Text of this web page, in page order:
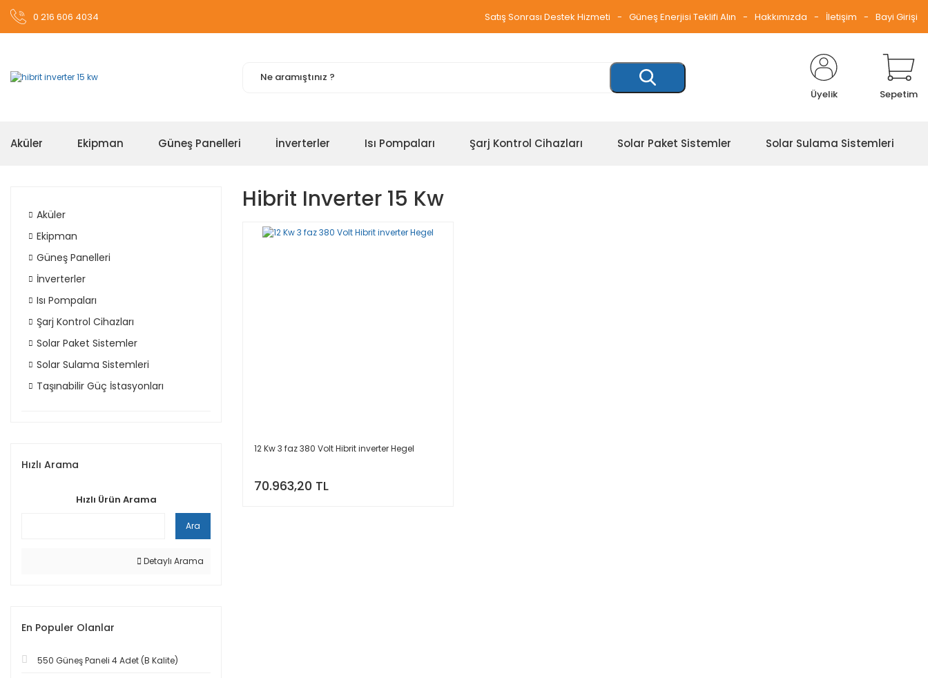
0 216 606 4034 Satış Sonrası Destek Hizmeti Güneş Enerjisi Teklifi Alın Hakkımızda İletişim Bayi Girişi
Üyelik Sepetim
Aküler Ekipman Güneş Panelleri İnverterler Isı Pompaları Şarj Kontrol Cihazları Solar Paket Sistemler Solar Sulama Sistemleri
Aküler
Ekipman
Güneş Panelleri
İnverterler
Isı Pompaları
Şarj Kontrol Cihazları
Solar Paket Sistemler
Solar Sulama Sistemleri
Taşınabilir Güç İstasyonları
Hızlı Arama
Hızlı Ürün Arama
Ara
Detaylı Arama
En Populer Olanlar
550 Güneş Paneli 4 Adet (B Kalite)
Hibrit Inverter 15 Kw
12 Kw 3 faz 380 Volt Hibrit inverter Hegel
70.963,20 TL